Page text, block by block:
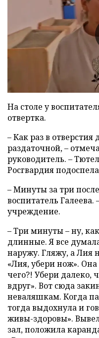
На столе у
отвертка.
– Как раз в
раздаточной, –
руководитель. –
Росгвардия
– Минуты за три
воспитатель
учреждение.
– Три минуты – ну,
длинные. Я все
наружу. Гляжу, а Лия
«Лия, убери нож».
чего?! Убери далеко,
вдруг». Вот сюда
неваляшкам. Когда
тогда выдохнула и
живы-здоровы».
зал, положила